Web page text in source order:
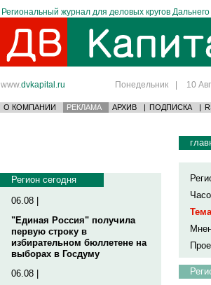
Региональный журнал для деловых кругов
www.dvkapital.ru Понедельник | 10
О КОМПАНИИ РЕКЛАМА АРХИВ | ПОДПИСКА |
Регион сегодня
06.08 |
"Единая Россия" получила
первую строку в
избирательном бюллетене на
выборах в Госдуму
06.08 |